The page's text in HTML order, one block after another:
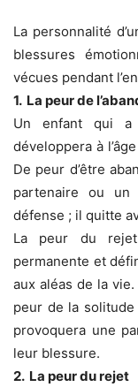
La personnalité
blessures
vécues pendant
1. La peur de
Un enfant qui a
développera à
De peur d’être
partenaire ou
défense ; il quitte
La peur du
permanente et
aux aléas de la
peur de la solitude
provoquera une
leur blessure.
2. La peur du rejet